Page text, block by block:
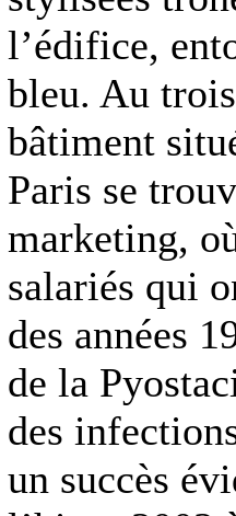
l’édifice,
bleu. Au
bâtiment
Paris se
marketing,
salariés qui
des années
de la
des
un succès